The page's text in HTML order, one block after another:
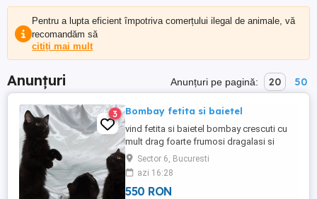
Pentru a lupta eficient împotriva comerțului ilegal de animale, vă
recomandăm să
citiți mai mult
Anunțuri Anunțuri pe pagină: 20 50
3 Bombay fetita si baietel
vind fetita si baietel bombay crescuti cu
mult drag foarte frumosi dragalasi si
jucausi.pisoiasii au 8 saptamani
deparazitati pentru mai multe detalii la nr
de telefon afisat in anunt.
Sector 6, Bucuresti
azi 16:28
550 RON